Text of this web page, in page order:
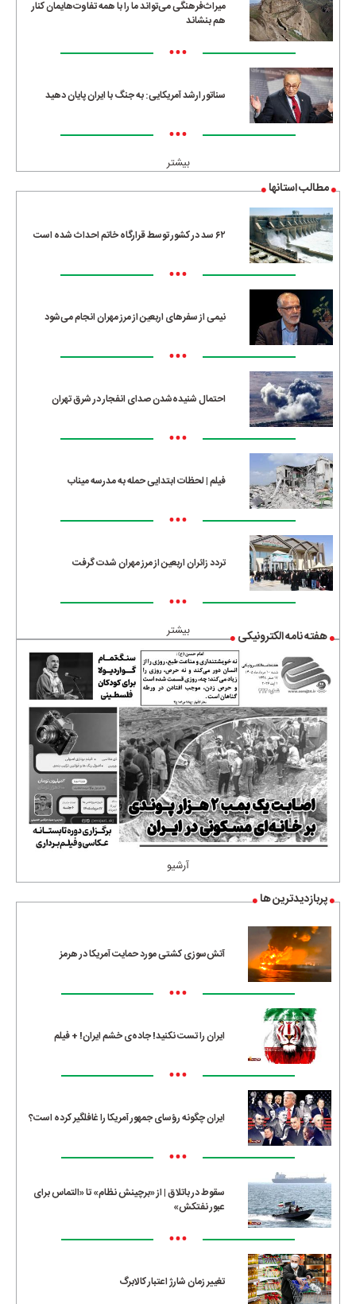
میراث‌فرهنگی می‌تواند ما را با همه تفاوت‌هایمان کنار
هم بنشاند
•••
سناتور ارشد آمریکایی: به جنگ با ایران پایان دهید
•••
بیشتر
مطالب استانها
۶۲ سد در کشور توسط قرارگاه خاتم احداث شده است
•••
نیمی از سفرهای اربعین از مرز مهران انجام می‌شود
•••
احتمال شنیده‌شدن صدای انفجار در شرق تهران
•••
فیلم | لحظات ابتدایی حمله به مدرسه میناب
•••
تردد زائران اربعین از مرز مهران شدت گرفت
•••
بیشتر هفته نامه الکترونیکی
آرشیو
پربازدیدترین ها
آتش‌سوزی کشتی مورد حمایت آمریکا در هرمز
•••
ایران را تست نکنید! جاده‌ی خشم ایران! + فیلم
•••
ایران چگونه رؤسای جمهور آمریکا را غافلگیر کرده است؟
•••
سقوط در باتلاق | از «برچینش نظام» تا «التماس برای
عبور نفتکش»
•••
تغییر زمان شارژ اعتبار کالابرگ